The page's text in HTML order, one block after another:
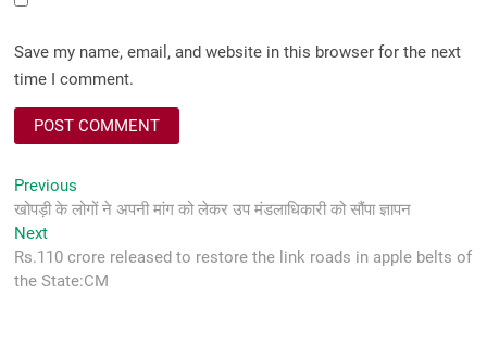
Save my name, email, and website in this browser for the next
time I comment.
Post
navigation
Previous
post:
खोपड़ी के लोगों ने अपनी मांग को लेकर उप मंडलाधिकारी को सौंपा ज्ञापन
NextNext
post:
Rs.110 crore released to restore the link roads in apple belts of
the State:CM